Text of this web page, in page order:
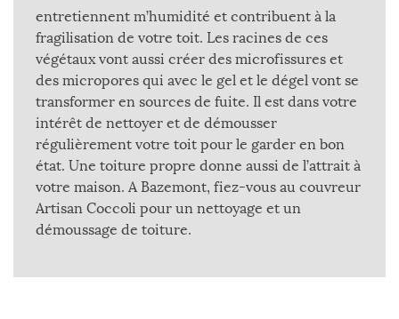
entretiennent m’humidité et contribuent à la
fragilisation de votre toit. Les racines de ces
végétaux vont aussi créer des microfissures et
des micropores qui avec le gel et le dégel vont se
transformer en sources de fuite. Il est dans votre
intérêt de nettoyer et de démousser
régulièrement votre toit pour le garder en bon
état. Une toiture propre donne aussi de l’attrait à
votre maison. A Bazemont, fiez-vous au couvreur
Artisan Coccoli pour un nettoyage et un
démoussage de toiture.